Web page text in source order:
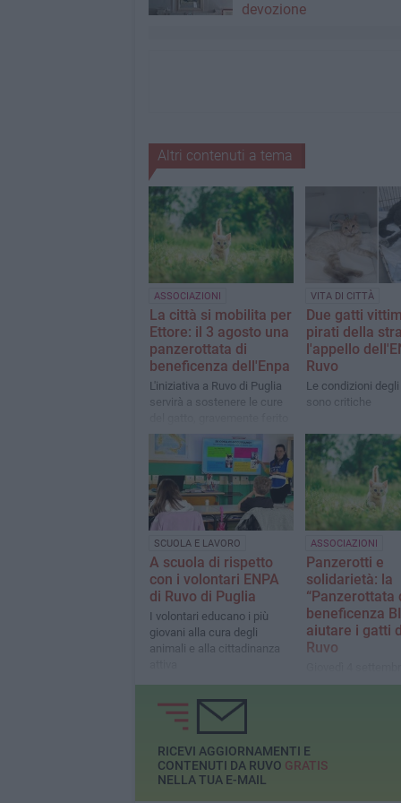
devozione
Altri contenuti a tema
ASSOCIAZIONI
La città si mobilita per
Ettore: il 3 agosto una
panzerottata di
beneficenza dell'Enpa
L'iniziativa a Ruvo di Puglia
servirà a sostenere le cure
dopo un incidente
VITA DI CITTÀ
Due gatti
pirati della
l'appello
Ruvo
Le condizioni
sono critiche
SCUOLA E LAVORO
A scuola di rispetto
con i volontari ENPA
di Ruvo di Puglia
I volontari educano i più
giovani alla cura degli
animali e alla cittadinanza
ASSOCIAZIONI
Panzerotti e
solidarietà: la
“Panzerottata
beneficenza
aiutare i gatti
Ruvo
Giovedì 4
Pineta di Ruvo di
RICEVI AGGIORNAMENTI E
CONTENUTI DA RUVO GRATIS
NELLA TUA E-MAIL